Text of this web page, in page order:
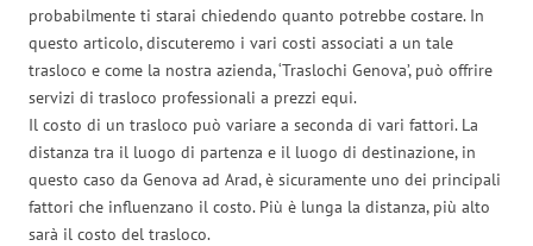
probabilmente ti starai chiedendo quanto potrebbe costare. In
questo articolo, discuteremo i vari costi associati a un tale
trasloco e come la nostra azienda, ‘Traslochi Genova’, può offrire
servizi di trasloco professionali a prezzi equi.
Il costo di un trasloco può variare a seconda di vari fattori. La
distanza tra il luogo di partenza e il luogo di destinazione, in
questo caso da Genova ad Arad, è sicuramente uno dei principali
fattori che influenzano il costo. Più è lunga la distanza, più alto
sarà il costo del trasloco.